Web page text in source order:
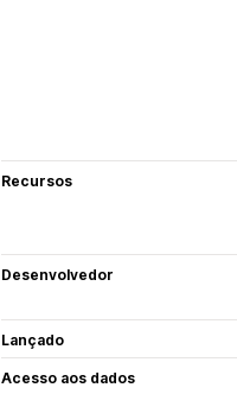
Recursos
Desenvolvedor
Lançado
Acesso aos dados